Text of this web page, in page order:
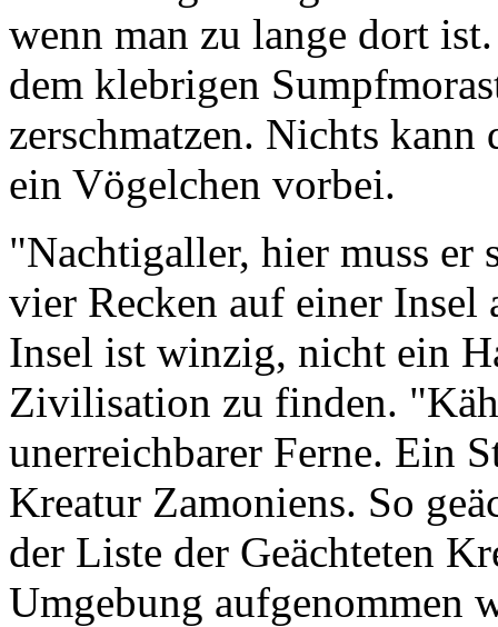
wenn man zu lange dort
dem klebrigen
zerschmatzen. Nichts
ein Vögelchen vorbei.
"Nachtigaller, hier muss er
vier Recken auf einer
Insel ist winzig, nicht ein
Zivilisation zu finden.
unerreichbarer Ferne. Ein
Kreatur Zamoniens. So
der Liste der Geächteten
Umgebung aufgenommen